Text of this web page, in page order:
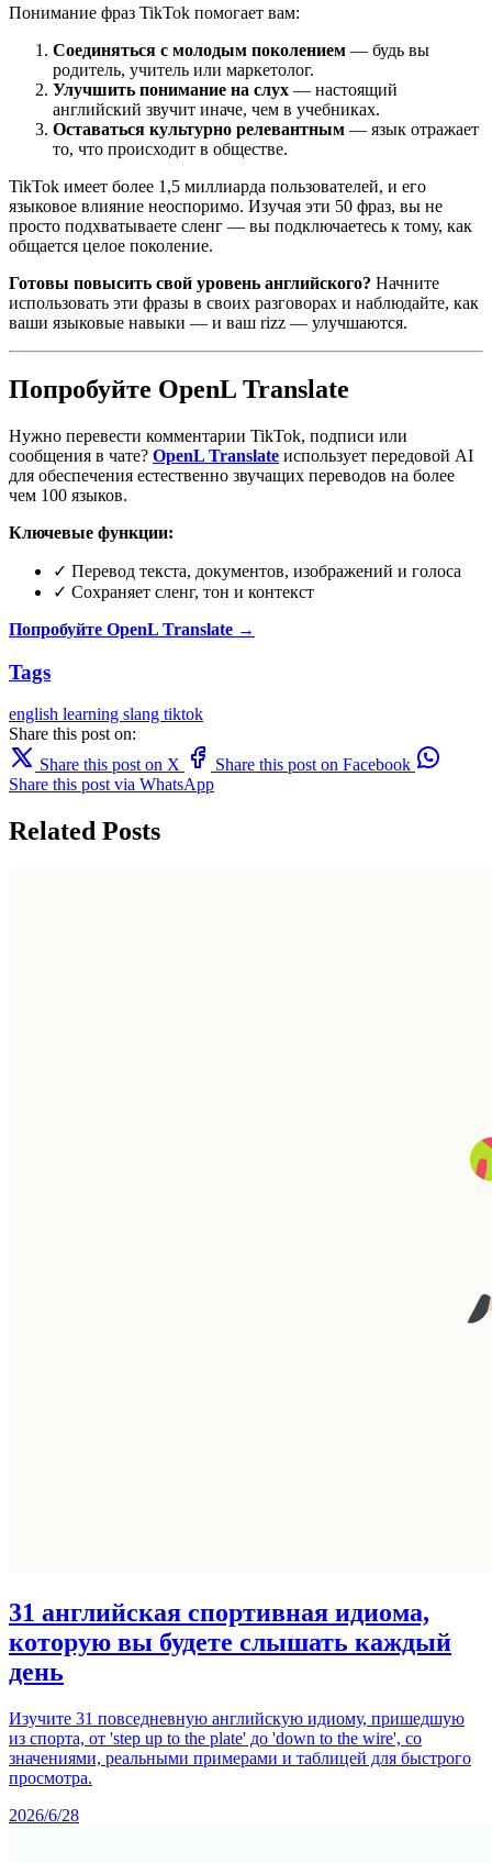
Понимание фраз TikTok помогает вам:
Соединяться с молодым поколением — будь вы
родитель, учитель или маркетолог.
Улучшить понимание на слух — настоящий
английский звучит иначе, чем в учебниках.
Оставаться культурно релевантным — язык отражает
то, что происходит в обществе.
TikTok имеет более 1,5 миллиарда пользователей, и его
языковое влияние неоспоримо. Изучая эти 50 фраз, вы не
просто подхватываете сленг — вы подключаетесь к тому, как
общается целое поколение.
Готовы повысить свой уровень английского? Начните
использовать эти фразы в своих разговорах и наблюдайте, как
ваши языковые навыки — и ваш rizz — улучшаются.
Попробуйте OpenL Translate
Нужно перевести комментарии TikTok, подписи или
сообщения в чате? OpenL Translate использует передовой AI
для обеспечения естественно звучащих переводов на более
чем 100 языков.
Ключевые функции:
✓ Перевод текста, документов, изображений и голоса
✓ Сохраняет сленг, тон и контекст
Попробуйте OpenL Translate →
Tags
english learning slang tiktok
Share this post on:
Share this post on X
Share this post on Facebook
Share this post via WhatsApp
Related Posts
31 английская спортивная идиома,
которую вы будете слышать каждый
день
Изучите 31 повседневную английскую идиому, пришедшую
из спорта, от 'step up to the plate' до 'down to the wire', со
значениями, реальными примерами и таблицей для быстрого
просмотра.
2026/6/28